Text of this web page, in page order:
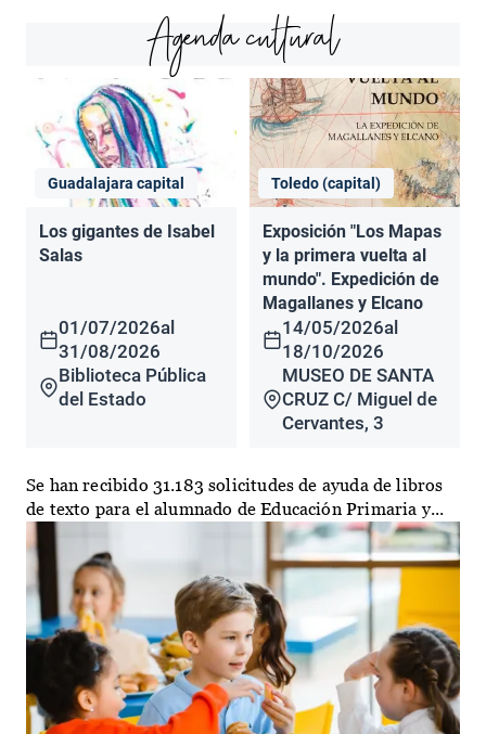
Agenda cultural
Guadalajara capital
Los gigantes de Isabel
Salas
01/07/2026al
31/08/2026
Biblioteca Pública
del Estado
Toledo (capital)
Exposición "Los Mapas
y la primera vuelta al
mundo". Expedición de
Magallanes y Elcano
14/05/2026al
18/10/2026
MUSEO DE SANTA
CRUZ C/ Miguel de
Cervantes, 3
Se han recibido 31.183 solicitudes de ayuda de libros
de texto para el alumnado de Educación Primaria y...